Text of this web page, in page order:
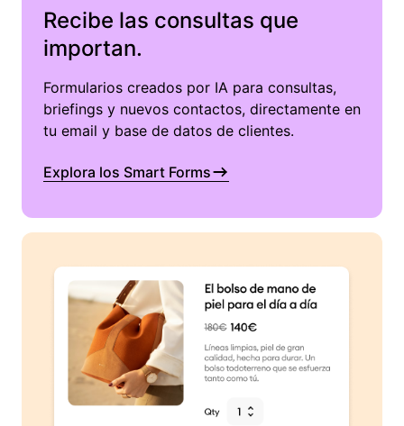
Recibe las consultas que
importan.
Formularios creados por IA para consultas,
briefings y nuevos contactos, directamente en
tu email y base de datos de clientes.
Explora los Smart Forms